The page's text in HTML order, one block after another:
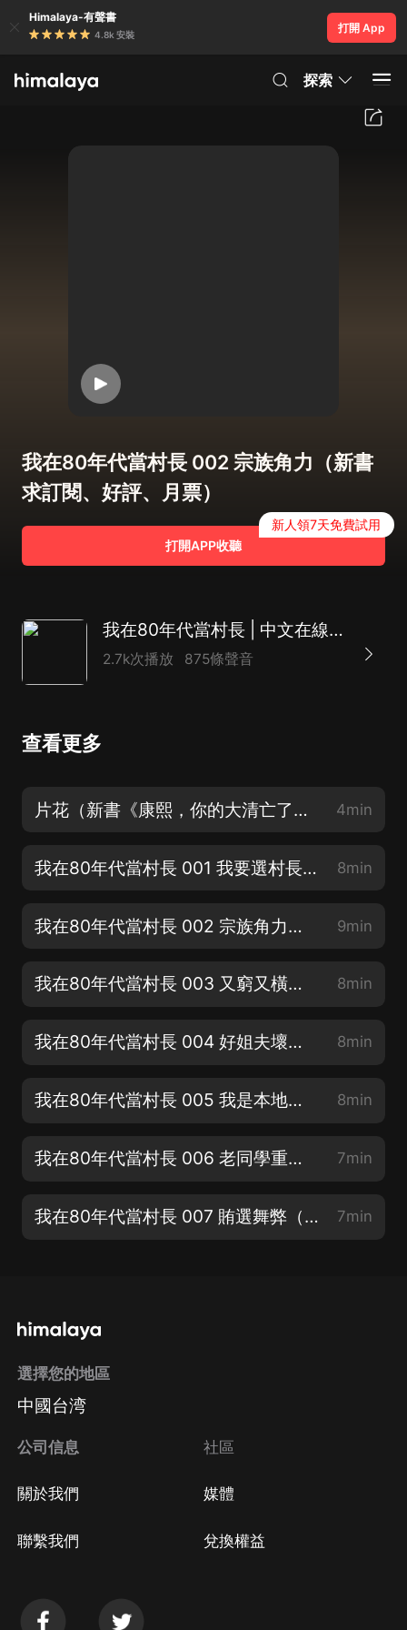
Himalaya-有聲書
4.8k 安裝
打開 App
探索
我在80年代當村長 002 宗族角力（新書
求訂閱、好評、月票）
打開APP收聽
新人領7天免費試用
我在80年代當村長 | 中文在線爆款 | 重生致富&商戰官場 | 精品有聲劇
2.7k次播放 875條聲音
查看更多
片花（新書《康熙，你的大清亡了》上架，求訂閱） 4min
我在80年代當村長 001 我要選村長！（新書求訂閱、好評、月票） 8min
我在80年代當村長 002 宗族角力（新書求訂閱、好評、月票） 9min
我在80年代當村長 003 又窮又橫的赤化村（多多評論、月票可加更） 8min
我在80年代當村長 004 好姐夫壞姐夫（新書求訂閱、好評、月票） 8min
我在80年代當村長 005 我是本地人（多多評論、月票可加更） 8min
我在80年代當村長 006 老同學重逢（新書求訂閱、好評、月票） 7min
我在80年代當村長 007 賄選舞弊（多多評論、月票可加更） 7min
選擇您的地區
中國台湾
公司信息
關於我們
聯繫我們
社區
媒體
兌換權益